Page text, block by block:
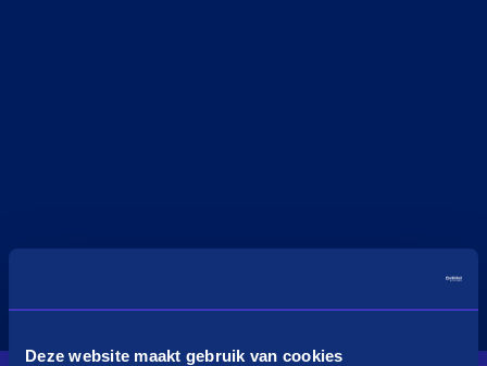
Deze website maakt gebruik van cookies